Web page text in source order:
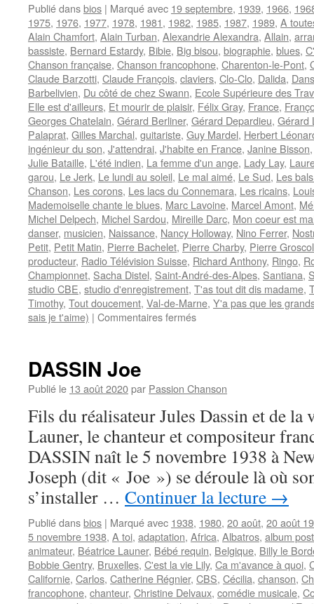
Publié dansbios | Marqué avec 19 septembre, 1939, 1966,
1975, 1976, 1977, 1978, 1981, 1982, 1985, 1987, 1989, A
Alain Chamfort, Alain Turban, Alexandrie Alexandra, Allain,
bassiste, Bernard Estardy, Bibie, Big bisou, biographie, blues,
Chanson française, Chanson francophone, Charenton-le-Pont,
Claude Barzotti, Claude François, claviers, Clo-Clo, Dalida,
Barbelivien, Du côté de chez Swann, Ecole Supérieure des
Elle est d'ailleurs, Et mourir de plaisir, Félix Gray, France,
Georges Chatelain, Gérard Berliner, Gérard Depardieu, Gérard
Palaprat, Gilles Marchal, guitariste, Guy Mardel, Herbert
ingénieur du son, J'attendrai, J'habite en France, Janine Bisson
Julie Bataille, L'été indien, La femme d'un ange, Lady Lay,
garou, Le Jerk, Le lundi au soleil, Le mal aimé, Le Sud, Les
Chanson, Les corons, Les lacs du Connemara, Les ricains,
Mademoiselle chante le blues, Marc Lavoine, Marcel Amont,
Michel Delpech, Michel Sardou, Mireille Darc, Mon coeur est
danser, musicien, Naissance, Nancy Holloway, Nino Ferrer,
Petit, Petit Matin, Pierre Bachelet, Pierre Charby, Pierre
producteur, Radio Télévision Suisse, Richard Anthony, Ringo,
Championnet, Sacha Distel, Saint-André-des-Alpes, Santiana,
studio CBE, studio d'enregistrement, T'as tout dit dis madame,
Timothy, Tout doucement, Val-de-Marne, Y'a pas que les
sais je t'aime) | Commentaires ferméssur
DASSIN Joe
Publié le 13 août 2020par Passion Chanson
Fils du réalisateur Jules Dassin et de
Launer, le chanteur et compositeur
DASSIN naît le 5 novembre 1938 à
Joseph (dit « Joe ») se déroule là où
s’installer … Continuer la lecture →
Publié dansbios | Marqué avec 1938, 1980, 20 août, 20 août
5 novembre 1938, A toi, adaptation, Africa, Albatros, album
animateur, Béatrice Launer, Bébé requin, Belgique, Billy le
Bobbie Gentry, Bruxelles, C'est la vie Lily, Ca m'avance à quoi,
Californie, Carlos, Catherine Régnier, CBS, Cécilia, chanson,
francophone, chanteur, Christine Delvaux, comédie musicale,